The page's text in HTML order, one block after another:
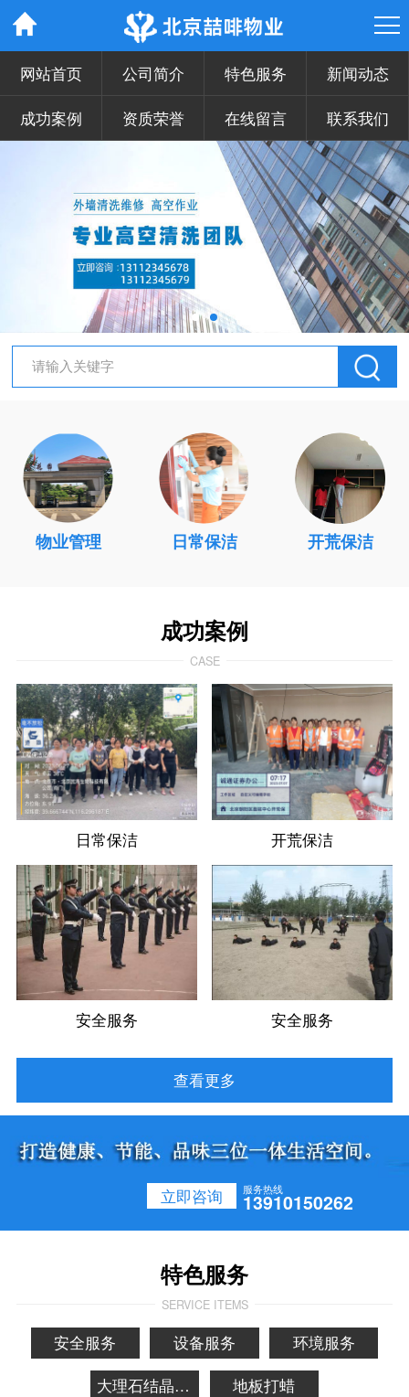
网站首页 公司简介 特色服务 新闻动态
成功案例 资质荣誉 在线留言 联系我们
物业管理 日常保洁 开荒保洁
成功案例
CASE
日常保洁 开荒保洁
安全服务 安全服务
查看更多
立即咨询 服务热线
13910150262
特色服务
SERVICE ITEMS
安全服务 设备服务
环境服务
大理石结晶养护
地板打蜡